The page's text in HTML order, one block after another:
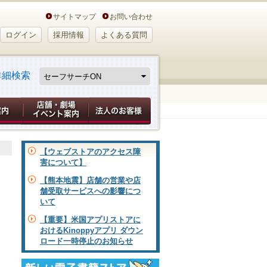
サイトマップ お問い合わせ
ログイン 採用情報 よくある質問
細検索
【ウェブストアのアクセス障
害について】
【熊本地震】店舗の営業や店
舗受取サービスへの影響につ
いて
【重要】米国アプリストアに
おけるKinoppyアプリ ダウン
ロード一時停止のお知らせ